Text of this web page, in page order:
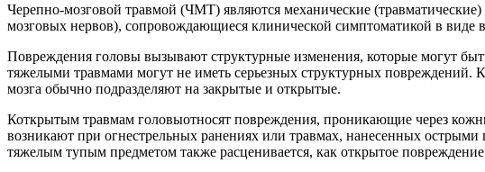
Черепно-мозговой травмой (ЧМТ) являются механические
мозговых нервов), сопровождающиеся клинической симптоматикой в
Повреждения головы вызывают структурные изменения, которые могут
тяжелыми травмами могут не иметь серьезных структурных
мозга обычно подразделяют на закрытые и открытые.
Коткрытым травмам головыотносят повреждения, проникающие через
возникают при огнестрельных ранениях или травмах, нанесенных
тяжелым тупым предметом также расценивается, как открытое